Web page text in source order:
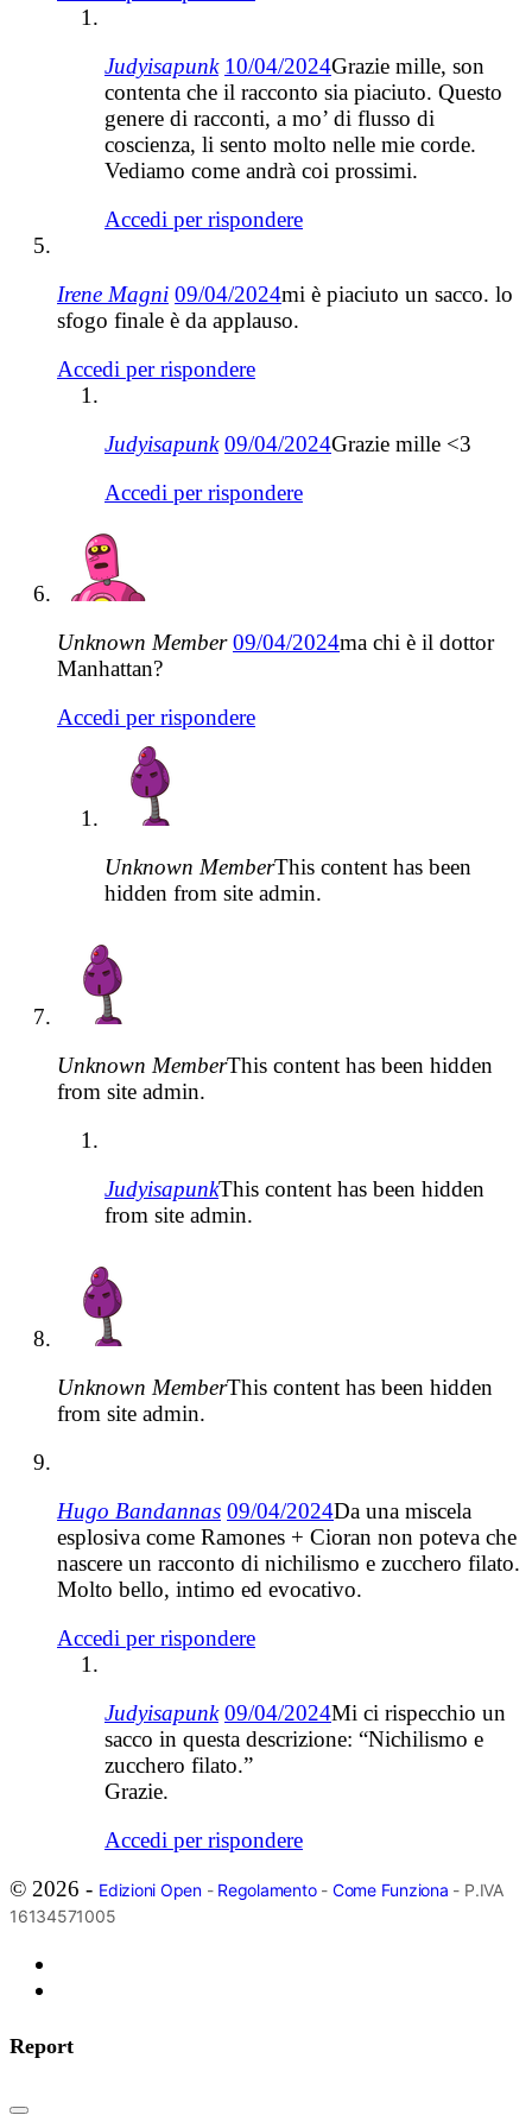
Judyisapunk 10/04/2024Grazie mille, son
contenta che il racconto sia piaciuto. Questo
genere di racconti, a mo’ di flusso di
coscienza, li sento molto nelle mie corde.
Vediamo come andrà coi prossimi.
Accedi per rispondere
Irene Magni 09/04/2024mi è piaciuto un sacco. lo
sfogo finale è da applauso.
Accedi per rispondere
Judyisapunk 09/04/2024Grazie mille <3
Accedi per rispondere
Unknown Member 09/04/2024ma chi è il dottor
Manhattan?
Accedi per rispondere
Unknown MemberThis content has been
hidden from site admin.
Unknown MemberThis content has been hidden
from site admin.
JudyisapunkThis content has been hidden
from site admin.
Unknown MemberThis content has been hidden
from site admin.
Hugo Bandannas 09/04/2024Da una miscela
esplosiva come Ramones + Cioran non poteva che
nascere un racconto di nichilismo e zucchero filato.
Molto bello, intimo ed evocativo.
Accedi per rispondere
Judyisapunk 09/04/2024Mi ci rispecchio un
sacco in questa descrizione: “Nichilismo e
zucchero filato.”
Grazie.
Accedi per rispondere
© 2026 - Edizioni Open- Regolamento- Come Funziona - P.IVA
16134571005
Report